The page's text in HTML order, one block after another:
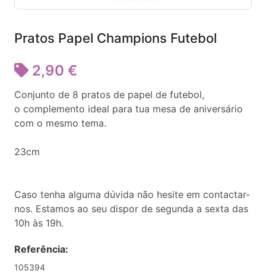
Pratos Papel Champions Futebol
2,90 €
Conjunto de 8 pratos de papel de futebol,
o complemento ideal para tua mesa de aniversário
com o mesmo tema.
23cm
Caso tenha alguma dúvida não hesite em contactar-
nos. Estamos ao seu dispor de segunda a sexta das
10h às 19h.
Referência:
105394